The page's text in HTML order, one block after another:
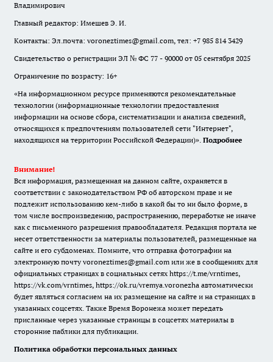
Владимирович
Главный редактор: Имешев Э. И.
Контакты: Эл.почта: voroneztimes@gmail.com, тел: +7 985 814 3429
Свидетельство о регистрации ЭЛ № ФС 77 - 90000 от 05 сентября 2025
Ограничение по возрасту: 16+
«На информационном ресурсе применяются рекомендательные
технологии (информационные технологии предоставления
информации на основе сбора, систематизации и анализа сведений,
относящихся к предпочтениям пользователей сети "Интернет",
находящихся на территории Российской Федерации)». Подробнее
Внимание!
Вся информация, размещенная на данном сайте, охраняется в
соответствии с законодательством РФ об авторском праве и не
подлежит использованию кем-либо в какой бы то ни было форме, в
том числе воспроизведению, распространению, переработке не иначе
как с письменного разрешения правообладателя. Редакция портала не
несет ответственности за материалы пользователей, размещенные на
сайте и его субдоменах. Помните, что отправка фотографии на
электронную почту voroneztimes@gmail.com или же в сообщениях для
официальных страницах в социальных сетях https://t.me/vrntimes,
https://vk.com/vrntimes, https://ok.ru/vremya.voronezha автоматически
будет являться согласием на их размещение на сайте и на страницах в
указанных соцсетях. Также Время Воронежа может передать
присланные через указанные страницы в соцсетях материалы в
сторонние паблики для публикации.
Политика обработки персональных данных